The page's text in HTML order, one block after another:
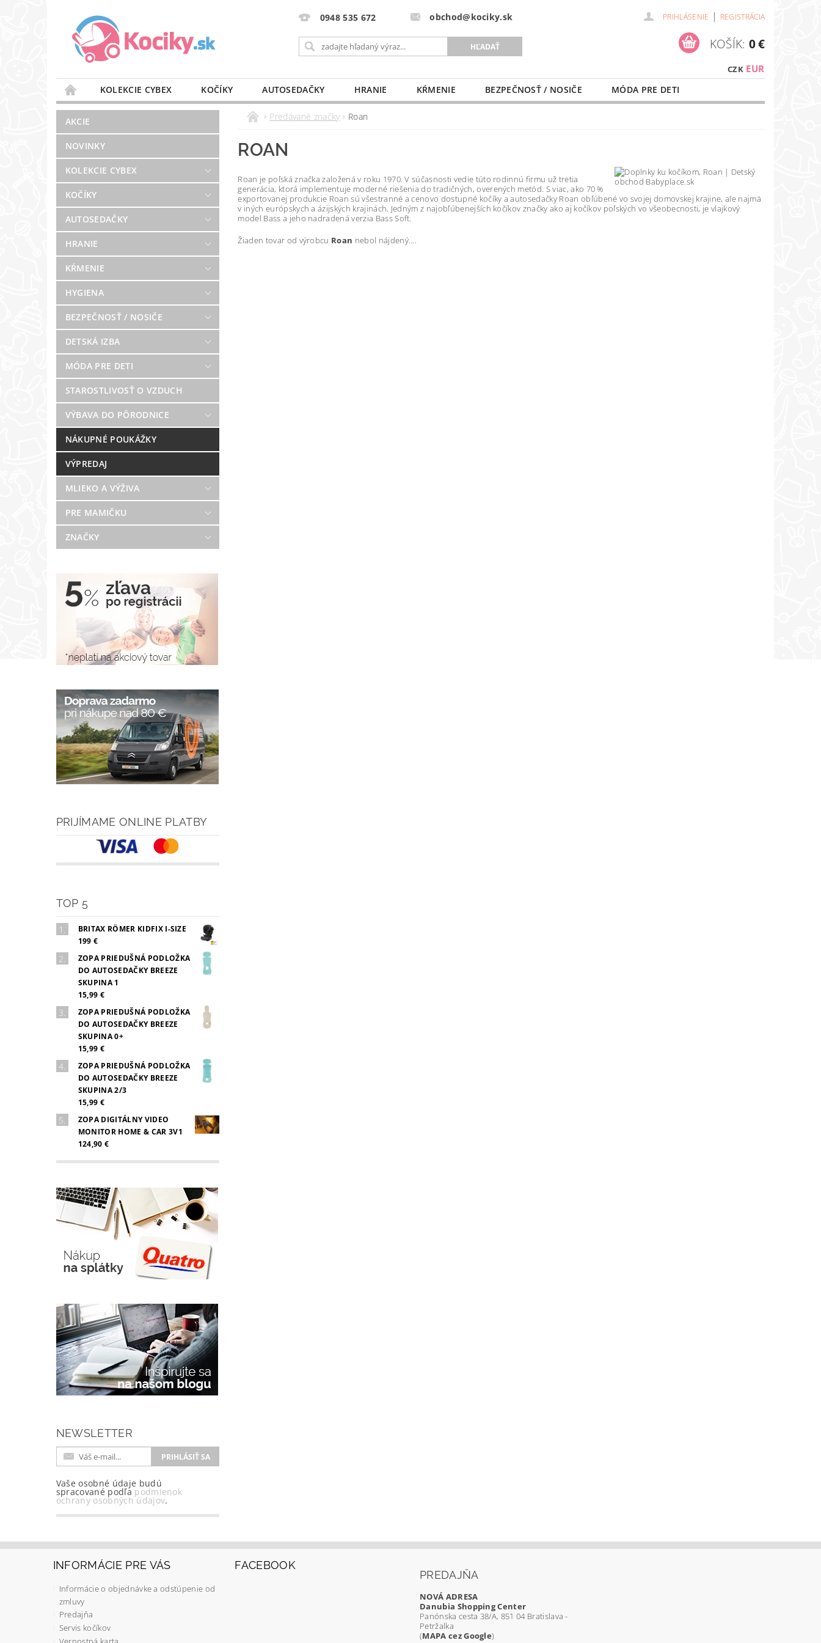
0948 535 672 obchod@kociky.sk PRIHLÁSENIE | REGISTRÁCIA
CZK EUR
KOŠÍK: 0 €
KOLEKCIE CYBEX KOČÍKY AUTOSEDAČKY HRANIE KŔMENIE BEZPEČNOSŤ / NOSIČE
MÓDA PRE DETI
STAROSTLIVOSŤ O VZDUCH
VÝBAVA DO PÔRODNICE MLIEKO A VÝŽIVA
BLOG
PREDAJŇA KONTAKT
AKCIE
NOVINKY
KOLEKCIE CYBEX
KOČÍKY
AUTOSEDAČKY
HRANIE
KŔMENIE
HYGIENA
BEZPEČNOSŤ / NOSIČE
DETSKÁ IZBA
MÓDA PRE DETI
STAROSTLIVOSŤ O VZDUCH
VÝBAVA DO PÔRODNICE
NÁKUPNÉ POUKÁŽKY
VÝPREDAJ
MLIEKO A VÝŽIVA
PRE MAMIČKU
ZNAČKY
PRIJÍMAME ONLINE PLATBY
TOP 5
BRITAX RÖMER KIDFIX I-SIZE
199 €
ZOPA PRIEDUŠNÁ PODLOŽKA
DO AUTOSEDAČKY BREEZE
SKUPINA 1
15,99 €
ZOPA PRIEDUŠNÁ PODLOŽKA
DO AUTOSEDAČKY BREEZE
SKUPINA 0+
15,99 €
ZOPA PRIEDUŠNÁ PODLOŽKA
DO AUTOSEDAČKY BREEZE
SKUPINA 2/3
15,99 €
ZOPA DIGITÁLNY VIDEO
MONITOR HOME & CAR 3V1
124,90 €
NEWSLETTER
Vaše osobné údaje budú
spracované podľa podmienok
ochrany osobných údajov.
Predávané značky Roan
ROAN
Roan je poľská značka založená v roku 1970. V súčasnosti vedie túto rodinnú firmu už tretia
generácia, ktorá implementuje moderné riešenia do tradičných, overených metód. S viac, ako 70 %
exportovanej produkcie Roan sú všestranné a cenovo dostupné kočíky a autosedačky Roan obľúbené vo svojej domovskej krajine, ale najmä
v iných európskych a ázijských krajinách. Jedným z najobľúbenejších kočíkov značky ako aj kočíkov poľských vo všeobecnosti, je vlajkový
model Bass a jeho nadradená verzia Bass Soft.
Žiaden tovar od výrobcu Roan nebol nájdený....
INFORMÁCIE PRE VÁS
Informácie o objednávke a odstúpenie od
zmluvy
Predajňa
Servis kočíkov
FACEBOOK
PREDAJŇA
NOVÁ ADRESA
Danubia Shopping Center
Panónska cesta 38/A, 851 04 Bratislava -
Petržalka
(MAPA cez Google)